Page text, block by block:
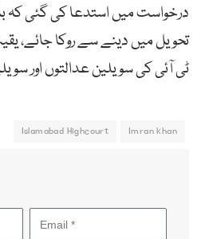
درخواست میں استدعا کی گئی کہ
تحویل میں دینے سے روکا جائے،
ٹی آئی کی سویلین عدالتوں اور
Imran khan
Islamabad Highcourt